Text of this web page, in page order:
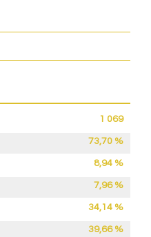
1 069
73,70 %
8,94 %
7,96 %
34,14 %
39,66 %